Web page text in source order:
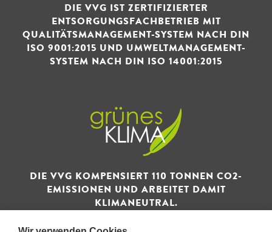
DIE VVG IST ZERTIFIZIERTER
ENTSORGUNGSFACHBETRIEB MIT
QUALITÄTSMANAGEMENT-SYSTEM NACH DIN
ISO 9001:2015 UND UMWELTMANAGEMENT-
SYSTEM NACH DIN ISO 14001:2015
DIE VVG KOMPENSIERT 110 TONNEN CO2-
EMISSIONEN UND ARBEITET DAMIT
KLIMANEUTRAL.